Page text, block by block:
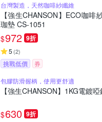
台灣製造，天然咖啡紗纖維
【強生CHANSON】ECO咖啡
珈墊 CS-1051
$972 9折
5 (2)
挑戰低價
券
包膠防滑握柄，使用更舒適
【強生CHANSON】1KG電鍍
$630 9折